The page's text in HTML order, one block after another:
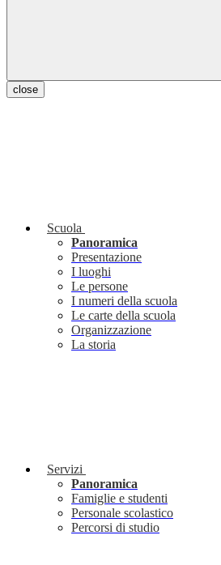
close
Scuola
Panoramica
Presentazione
I luoghi
Le persone
I numeri della scuola
Le carte della scuola
Organizzazione
La storia
Servizi
Panoramica
Famiglie e studenti
Personale scolastico
Percorsi di studio